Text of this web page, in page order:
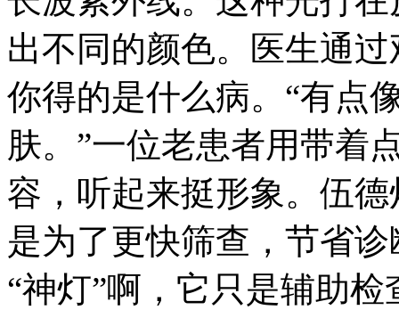
出不同的颜色。医生通
你得的是什么病。“有点
肤。”一位老患者用带着
容，听起来挺形象。伍
是为了更快筛查，节省
“神灯”啊，它只是辅助